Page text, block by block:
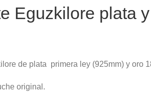
Eguzkilore plata
de plata primera ley (925mm) y oro
original.